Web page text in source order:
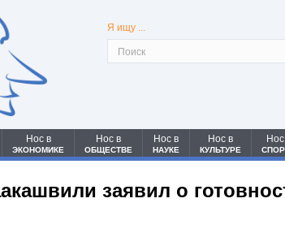
Я ищу ...
Нос в
ЭКОНОМИКЕ
Нос в
ОБЩЕСТВЕ
Нос в
НАУКЕ
Нос в
КУЛЬТУРЕ
заявил о